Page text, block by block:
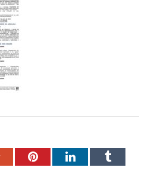
Google+Pinterest
LinkedIn